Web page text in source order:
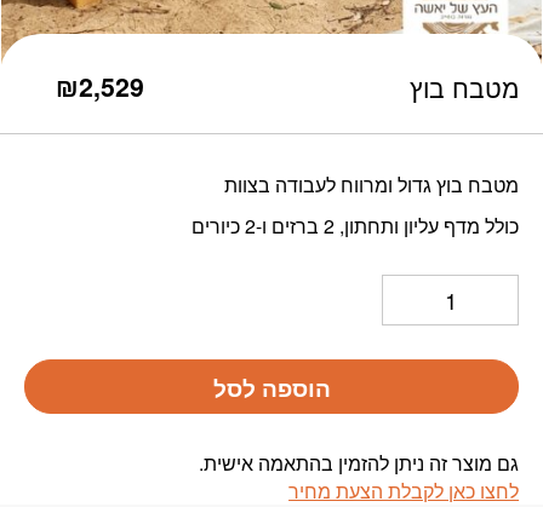
מטבח בוץ ₪2,529
מטבח בוץ גדול ומרווח לעבודה בצוות
כולל מדף עליון ותחתון, 2 ברזים ו-2 כיורים
כמות מטבח בוץ
הוספה לסל
גם מוצר זה ניתן להזמין בהתאמה אישית.
לחצו כאן לקבלת הצעת מחיר